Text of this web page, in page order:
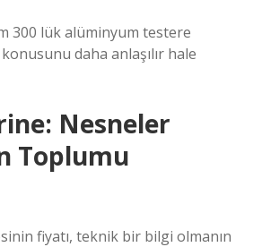
300 lük alüminyum testere
daha anlaşılır hale
Nesneler
Toplumu
fiyatı, teknik bir bilgi olmanın